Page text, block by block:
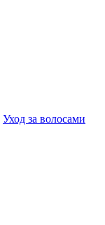
Уход за волосами